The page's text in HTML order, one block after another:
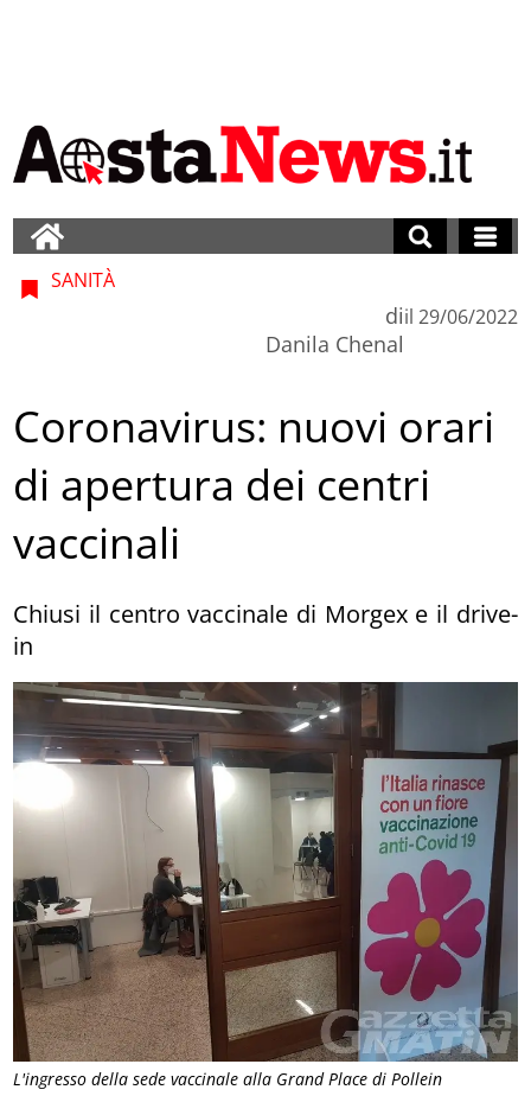
L'ingresso della sede vaccinale alla Grand Place di Pollein
SANITÀ
di
Danila Chenal
il 29/06/2022
Coronavirus: nuovi orari
di apertura dei centri
vaccinali
Chiusi il centro vaccinale di Morgex e il drive-
in